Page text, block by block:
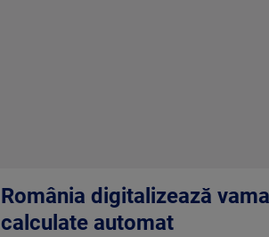
România digitalizează
calculate automat